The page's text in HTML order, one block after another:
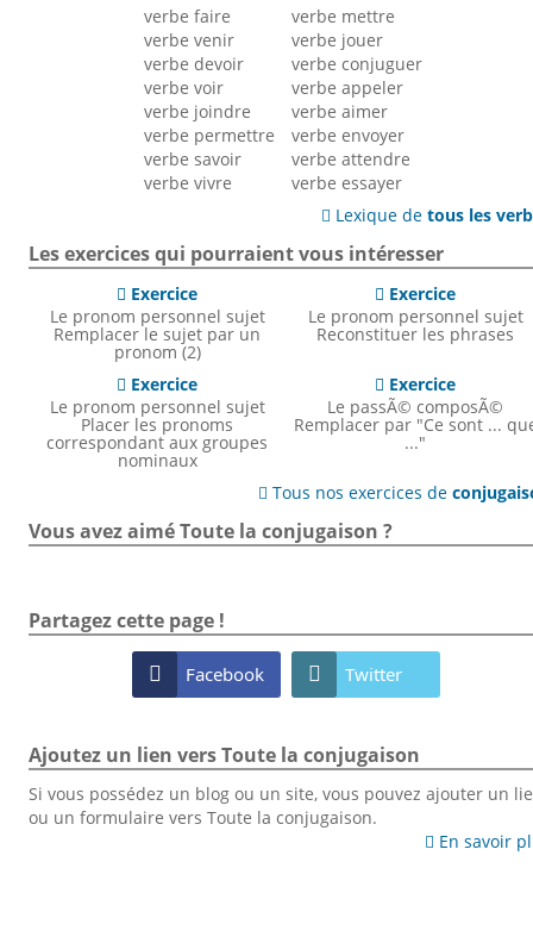
verbe faire
verbe venir
verbe devoir
verbe voir
verbe joindre
verbe permettre
verbe savoir
verbe vivre
verbe mettre
verbe jouer
verbe conjuguer
verbe appeler
verbe aimer
verbe envoyer
verbe attendre
verbe essayer
 Lexique detous les
Les exercices qui pourraient vous intéresser
 Exercice
Le pronom personnel sujet
Remplacer le sujet par un
pronom (2)
 Exercice
Le pronom personnel sujet
Reconstituer les phrases
 Exercice
Le pronom personnel sujet
Placer les pronoms
correspondant aux groupes
nominaux
 Exercice
Le passÃ© composÃ©
Remplacer par "Ce sont ...
..."
 Tous nos exercices de
Vous avez aimé Toute la conjugaison ?
Partagez cette page !
 Facebook  Twitter
Ajoutez un lien vers Toute la conjugaison
Si vous possédez un blog ou un site, vous pouvez ajouter un
ou un formulaire vers Toute la conjugaison.
 En savoir